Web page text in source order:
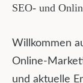
SEO- und
Willkommen
Online-
und aktuelle